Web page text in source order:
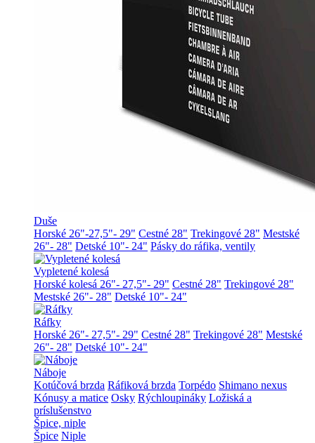
Duše
Horské 26"-27,5"- 29" Cestné 28" Trekingové 28" Mestské
26"- 28" Detské 10"- 24" Pásky do ráfika, ventily
Vypletené kolesá
Horské kolesá 26"- 27,5"- 29" Cestné 28" Trekingové 28"
Mestské 26"- 28" Detské 10"- 24"
Ráfky
Horské 26"- 27,5"- 29" Cestné 28" Trekingové 28" Mestské
26"- 28" Detské 10"- 24"
Náboje
Kotúčová brzda Ráfiková brzda Torpédo Shimano nexus
Kónusy a matice Osky Rýchloupináky Ložiská a
príslušenstvo
Špice, niple
Špice Niple